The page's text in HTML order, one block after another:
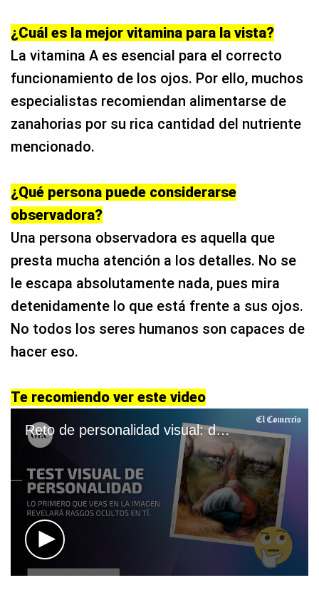
¿Cuál es la mejor vitamina para la vista?
La vitamina A es esencial para el correcto
funcionamiento de los ojos. Por ello, muchos
especialistas recomiendan alimentarse de
zanahorias por su rica cantidad del nutriente
mencionado.
¿Qué persona puede considerarse
observadora?
Una persona observadora es aquella que
presta mucha atención a los detalles. No se
le escapa absolutamente nada, pues mira
detenidamente lo que está frente a sus ojos.
No todos los seres humanos son capaces de
hacer eso.
Te recomiendo ver este video
Reto de personalidad visual: descubre rasgos ocultos de tu forma de ser